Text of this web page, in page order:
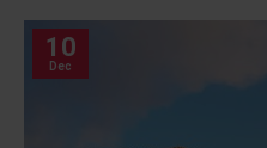
10
Dec